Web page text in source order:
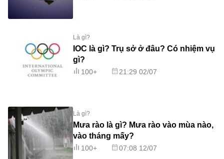
Là gì?
IOC là gì? Trụ sở ở đâu? Có nhiệm vụ
gì?
100+ 21:29 02/07
Là gì?
Mưa rào là gì? Mưa rào vào mùa nào,
vào tháng mấy?
100+ 07:08 12/07